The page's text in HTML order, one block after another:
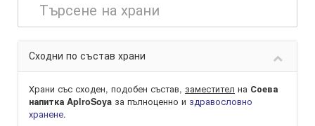
Сходни по състав храни
Храни със сходен, подобен състав, заместител на Соева
напитка AplroSoya за пълноценно и здравословно
хранене.